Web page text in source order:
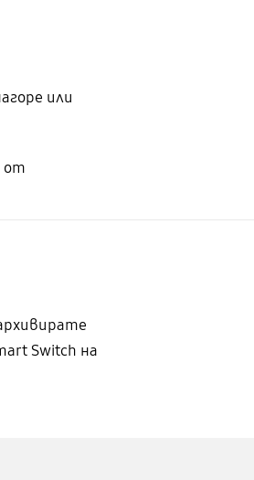
или
от
Switch на